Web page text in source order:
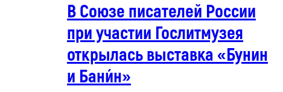
В Союзе писателей России
при участии Гослитмузея
открылась выставка «Бунин
и Бани́н»